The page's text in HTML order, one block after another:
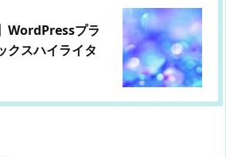
WordPressプラ
クスハイライタ